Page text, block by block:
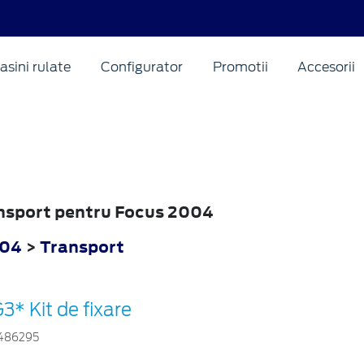
rulate Configurator Promotii Accesorii
pentru Focus 2004
> Transport
Kit de fixare